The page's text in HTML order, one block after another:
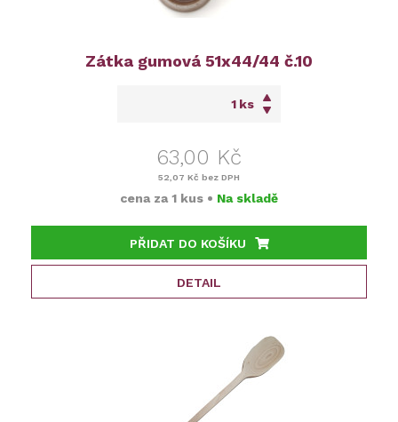
Zátka gumová 51x44/44 č.10
ks
63,00 Kč
52,07 Kč bez DPH
cena za 1 kus • Na skladě
PŘIDAT DO KOŠÍKU
DETAIL